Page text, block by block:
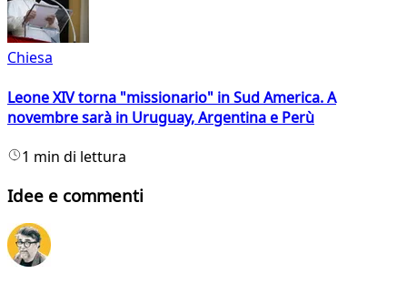
Chiesa
Leone XIV torna "missionario" in Sud America. A
novembre sarà in Uruguay, Argentina e Perù
1 min di lettura
Idee e commenti